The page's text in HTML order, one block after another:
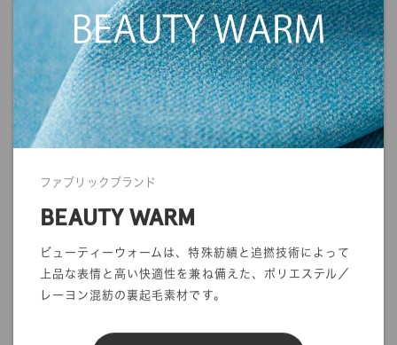
ファブリックブランド
BEAUTY WARM
ビューティーウォームは、特殊紡績と追撚技術によって
上品な表情と高い快適性を兼ね備えた、ポリエステル／
レーヨン混紡の裏起毛素材です。
また、生地の質感や光沢感に関しましても、画面上で完全に再現
することができません。
ご注文の前にサンプル帳でのご確認をお勧めします。
・商品の発送について
発送に関する注意事項を利用ガイドに記載しております。
ご注文前に一度ご確認をお願いします。
在庫／品質情報照会
反物オーダー サンプル帳依頼